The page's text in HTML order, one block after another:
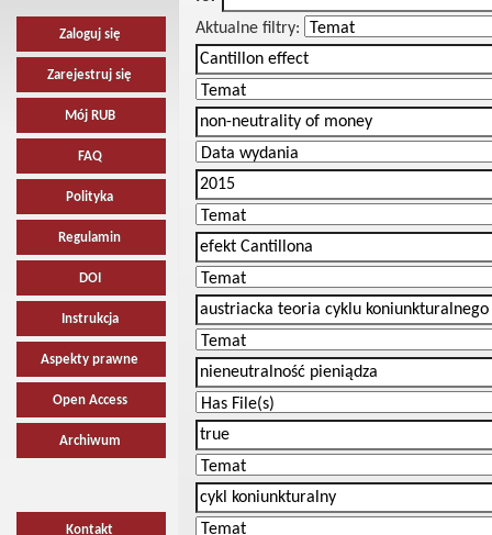
Zaloguj się
Zarejestruj się
Mój RUB
FAQ
Polityka
Regulamin
DOI
Instrukcja
Aspekty prawne
Open Access
Archiwum
Kontakt
Aktualne filtry: